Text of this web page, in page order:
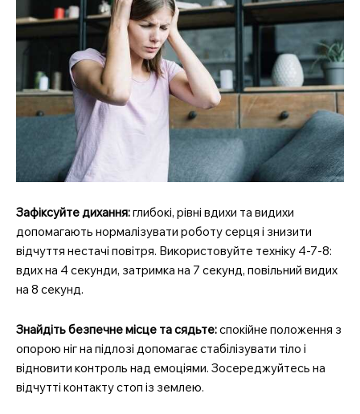
Зафіксуйте дихання:глибокі, рівні вдихи та видихи
допомагають нормалізувати роботу серця і знизити
відчуття нестачі повітря. Використовуйте техніку 4-7-8:
вдих на 4 секунди, затримка на 7 секунд, повільний видих
на 8 секунд.
Знайдіть безпечне місце та сядьте:спокійне положення з
опорою ніг на підлозі допомагає стабілізувати тіло і
відновити контроль над емоціями. Зосереджуйтесь на
відчутті контакту стоп із землею.